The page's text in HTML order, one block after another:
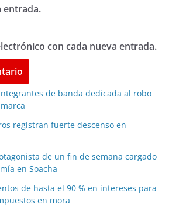
entrada.
con cada nueva entrada.
de banda dedicada al robo
registran fuerte descenso en
de un fin de semana cargado
en Soacha
de hasta el 90 % en intereses para
en mora